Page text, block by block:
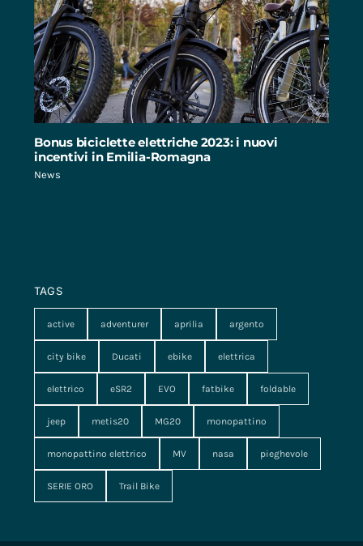
Bonus biciclette elettriche 2023: i nuovi
incentivi in Emilia-Romagna
News
TAGS
active adventurer aprilia argento
city bike Ducati ebike elettrica
elettrico eSR2 EVO fatbike foldable
jeep metis20 MG20 monopattino
monopattino elettrico MV nasa pieghevole
SERIE ORO Trail Bike